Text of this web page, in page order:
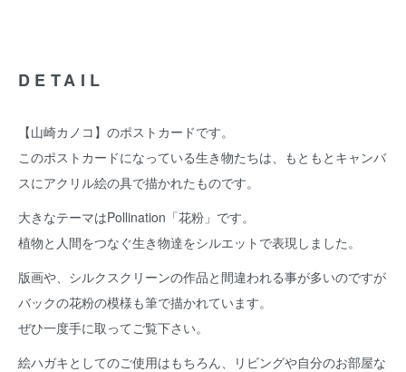
DETAIL
【山崎カノコ】のポストカードです。
このポストカードになっている生き物たちは、もともとキャンバ
スにアクリル絵の具で描かれたものです。
大きなテーマはPollination「花粉」です。
植物と人間をつなぐ生き物達をシルエットで表現しました。
版画や、シルクスクリーンの作品と間違われる事が多いのですが
バックの花粉の模様も筆で描かれています。
ぜひ一度手に取ってご覧下さい。
絵ハガキとしてのご使用はもちろん、リビングや自分のお部屋な